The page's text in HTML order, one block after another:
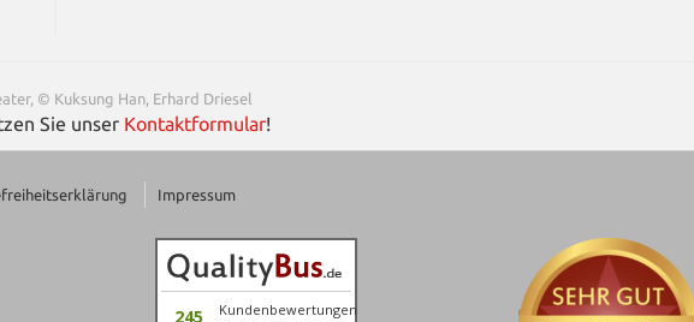
© Kuksung Han, Erhard Driesel
Sie unser Kontaktformular!
Impressum
245
Kundenbewertungen